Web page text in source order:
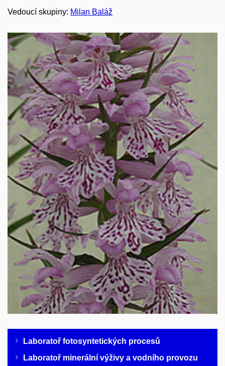
Vedoucí skupiny: Milan Baláž
Laboratoř fotosyntetických procesů
Laboratoř minerální výživy a vodního provozu